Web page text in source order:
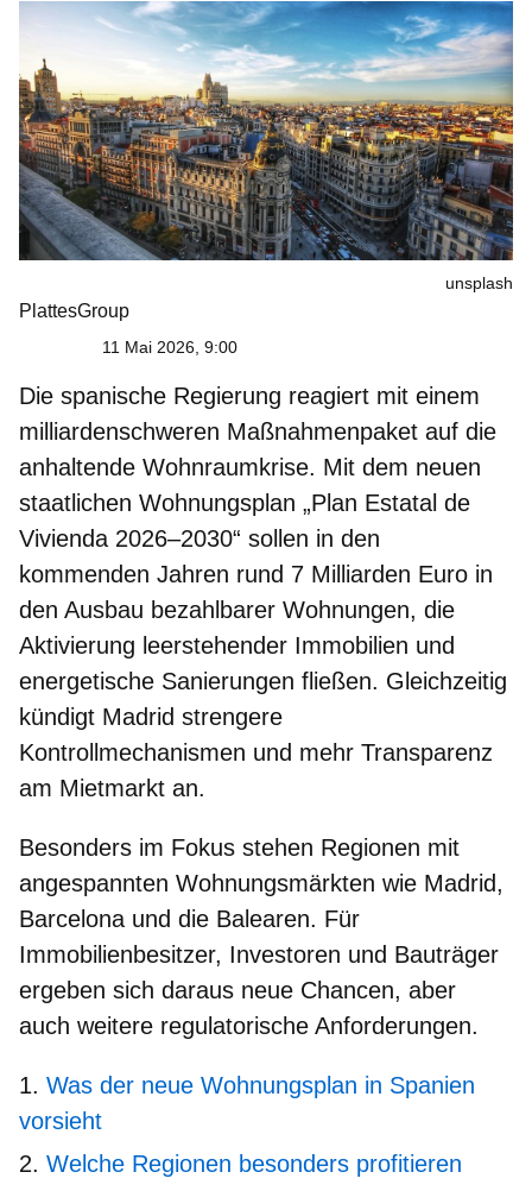
unsplash
PlattesGroup
11 Mai 2026, 9:00
Die spanische Regierung reagiert mit einem
milliardenschweren Maßnahmenpaket auf die
anhaltende Wohnraumkrise. Mit dem neuen
staatlichen Wohnungsplan „Plan Estatal de
Vivienda 2026–2030“ sollen in den
kommenden Jahren rund 7 Milliarden Euro in
den Ausbau bezahlbarer Wohnungen, die
Aktivierung leerstehender Immobilien und
energetische Sanierungen fließen. Gleichzeitig
kündigt Madrid strengere
Kontrollmechanismen und mehr Transparenz
am Mietmarkt an.
Besonders im Fokus stehen Regionen mit
angespannten Wohnungsmärkten wie Madrid,
Barcelona und die Balearen. Für
Immobilienbesitzer, Investoren und Bauträger
ergeben sich daraus neue Chancen, aber
auch weitere regulatorische Anforderungen.
Was der neue Wohnungsplan in Spanien
vorsieht
Welche Regionen besonders profitieren